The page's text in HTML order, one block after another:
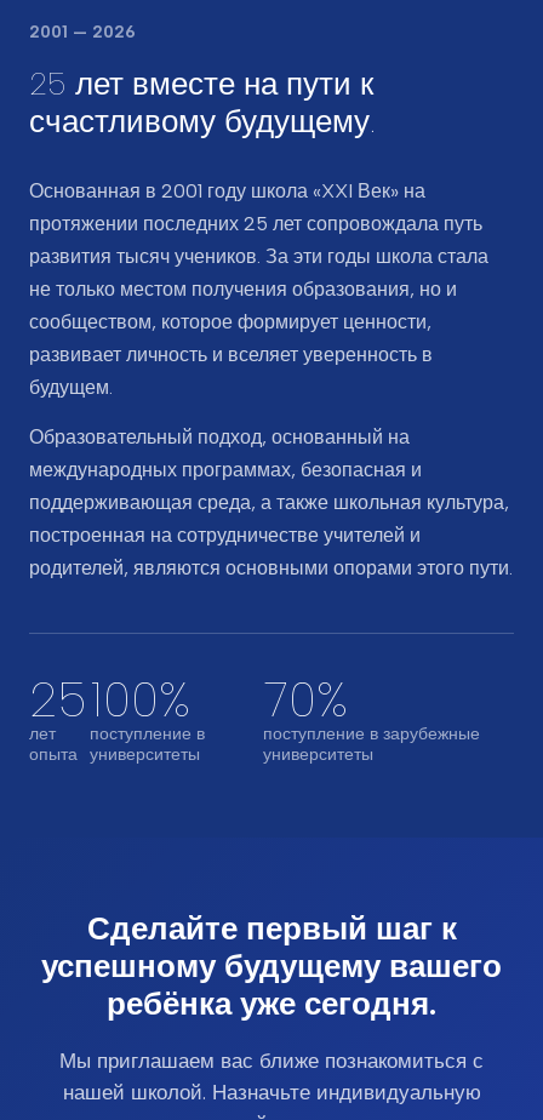
2001 — 2026
25 лет вместе на пути к
счастливому будущему.
Основанная в 2001 году школа «XXI Век» на
протяжении последних 25 лет сопровождала путь
развития тысяч учеников. За эти годы школа стала
не только местом получения образования, но и
сообществом, которое формирует ценности,
развивает личность и вселяет уверенность в
будущем.
Образовательный подход, основанный на
международных программах, безопасная и
поддерживающая среда, а также школьная культура,
построенная на сотрудничестве учителей и
родителей, являются основными опорами этого пути.
25
лет
опыта
100%
поступление в
университеты
70%
поступление в зарубежные
университеты
Сделайте первый шаг к
успешному будущему вашего
ребёнка уже сегодня.
Мы приглашаем вас ближе познакомиться с
нашей школой. Назначьте индивидуальную